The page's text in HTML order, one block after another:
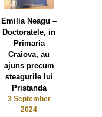
Emilia Neagu –
Doctoratele, in
Primaria
Craiova, au
ajuns precum
steagurile lui
Pristanda
3 September
2024